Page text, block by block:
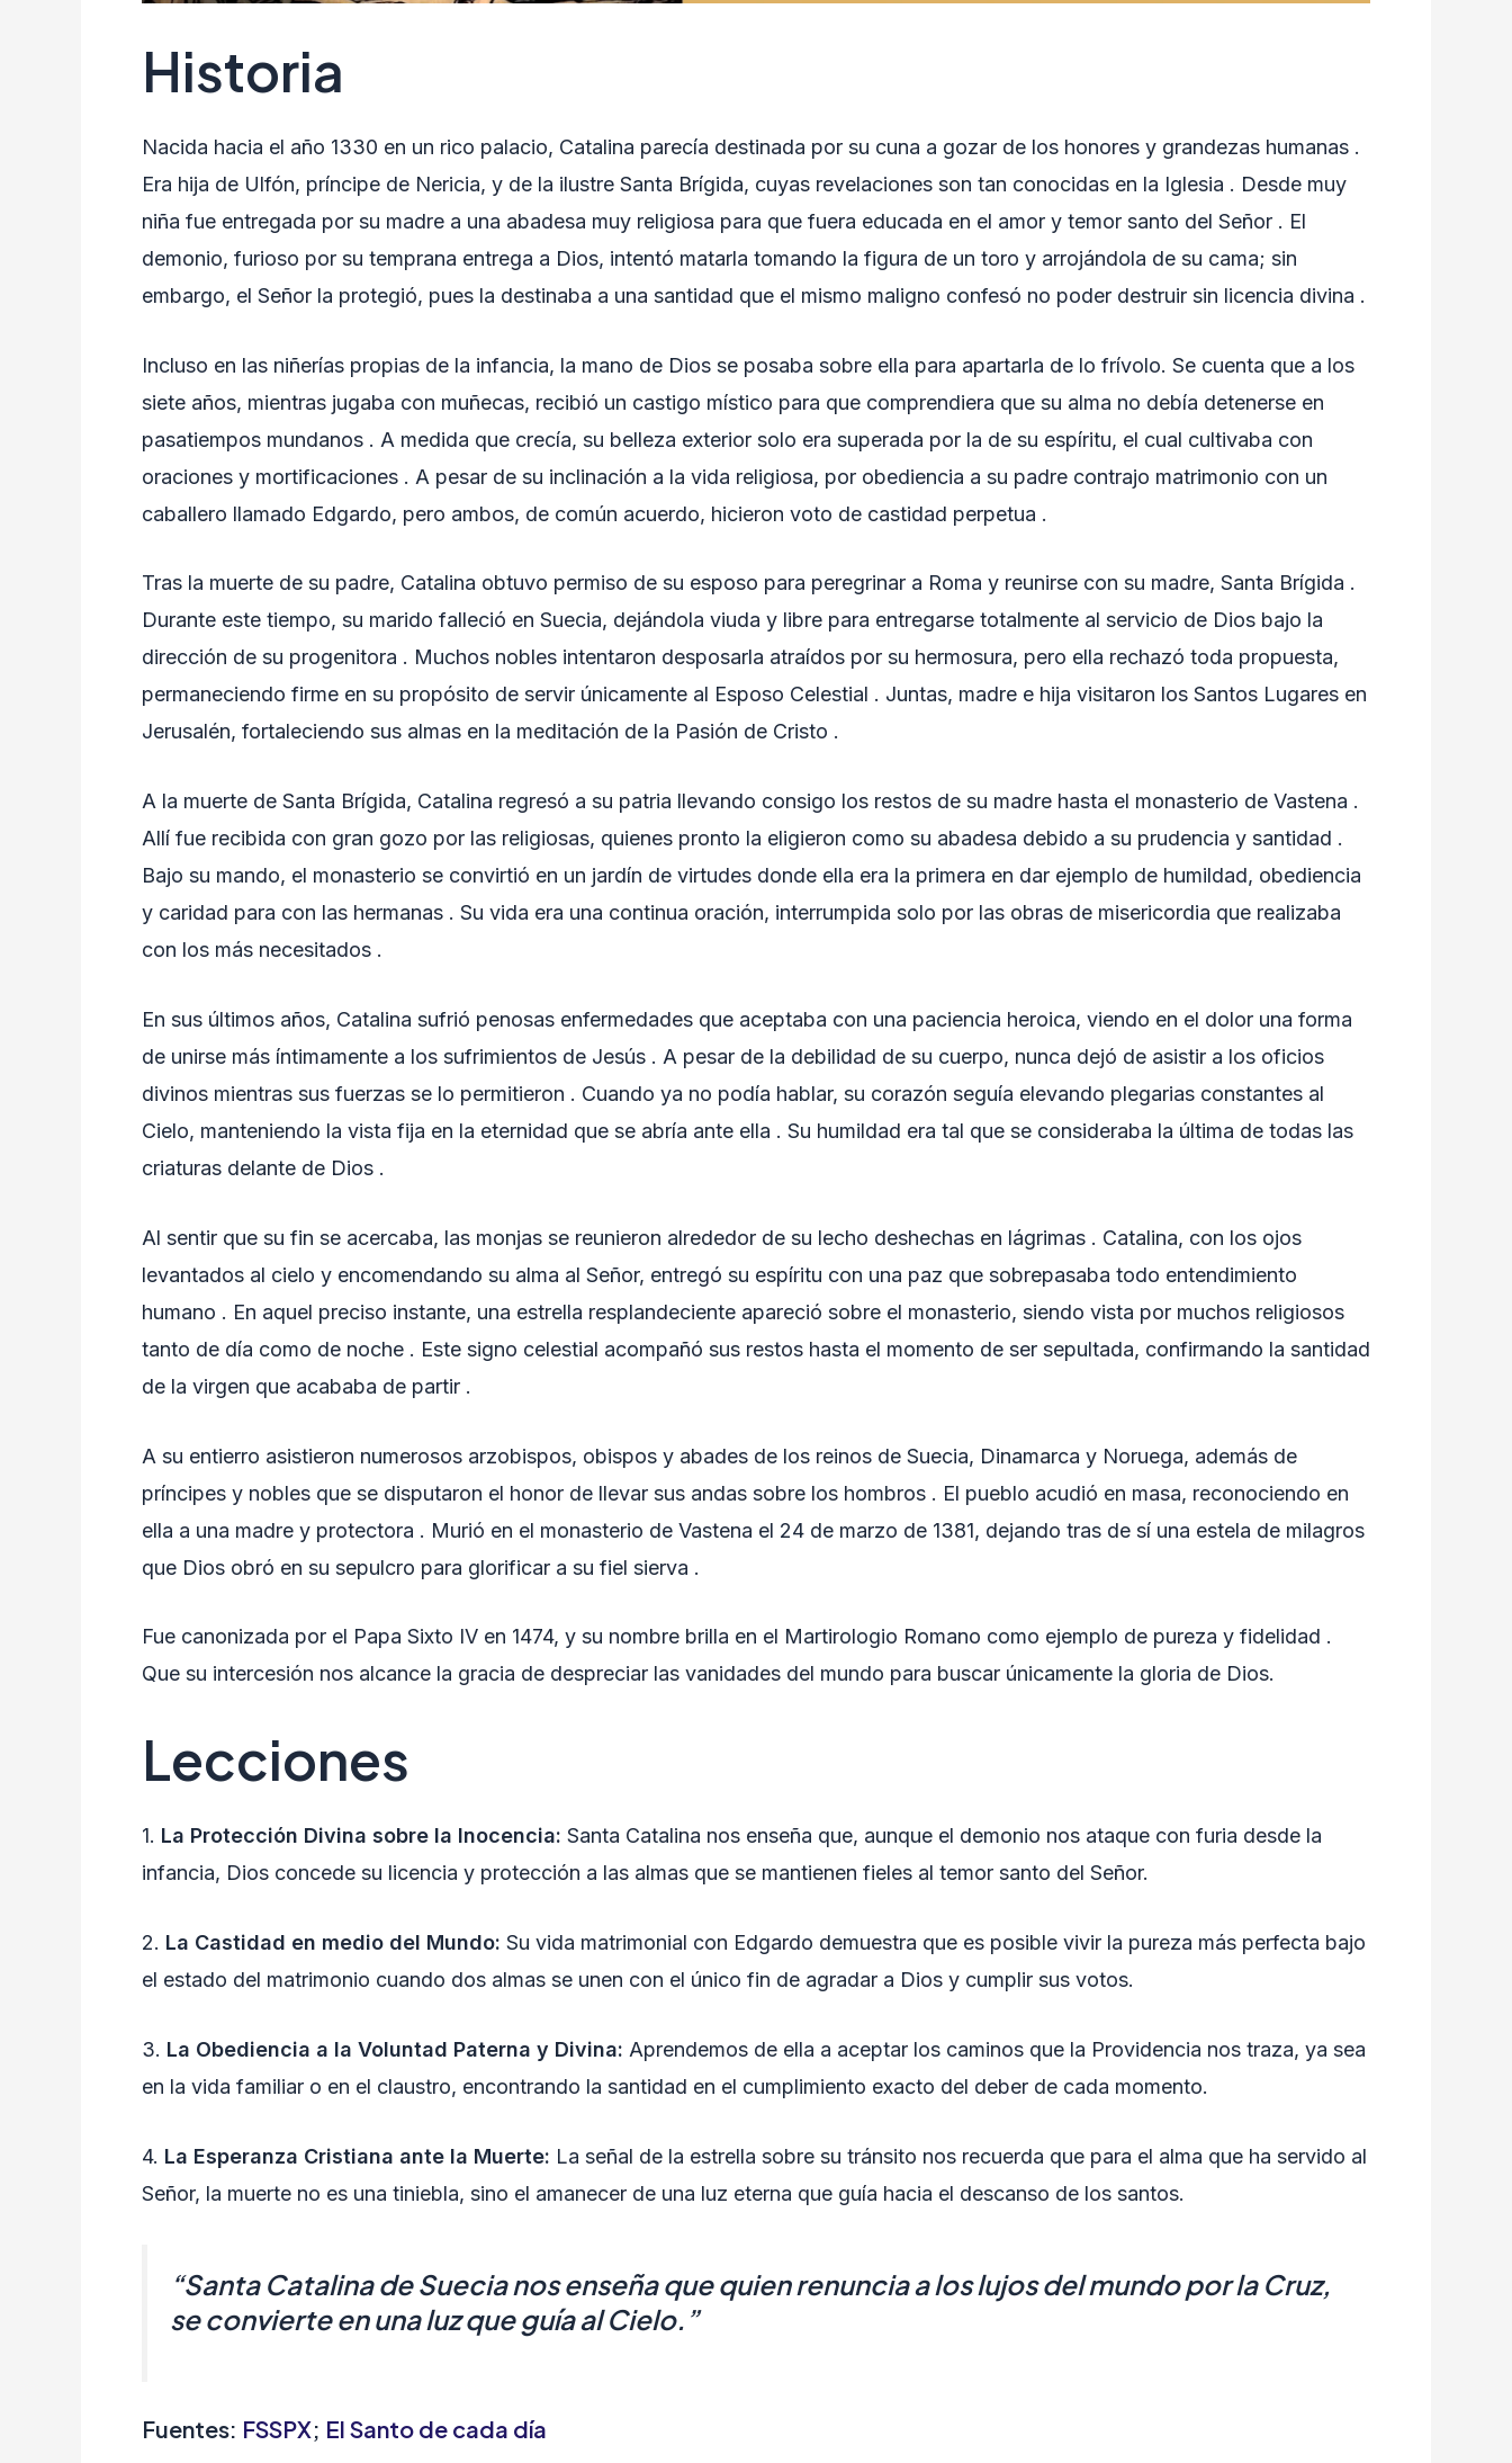
Historia
Nacida hacia el año 1330 en un rico palacio, Catalina parecía destinada por su cuna a gozar de los honores y grandezas humanas .
Era hija de Ulfón, príncipe de Nericia, y de la ilustre Santa Brígida, cuyas revelaciones son tan conocidas en la Iglesia . Desde muy
niña fue entregada por su madre a una abadesa muy religiosa para que fuera educada en el amor y temor santo del Señor . El
demonio, furioso por su temprana entrega a Dios, intentó matarla tomando la figura de un toro y arrojándola de su cama; sin
embargo, el Señor la protegió, pues la destinaba a una santidad que el mismo maligno confesó no poder destruir sin licencia divina .
Incluso en las niñerías propias de la infancia, la mano de Dios se posaba sobre ella para apartarla de lo frívolo. Se cuenta que a los
siete años, mientras jugaba con muñecas, recibió un castigo místico para que comprendiera que su alma no debía detenerse en
pasatiempos mundanos . A medida que crecía, su belleza exterior solo era superada por la de su espíritu, el cual cultivaba con
oraciones y mortificaciones . A pesar de su inclinación a la vida religiosa, por obediencia a su padre contrajo matrimonio con un
caballero llamado Edgardo, pero ambos, de común acuerdo, hicieron voto de castidad perpetua .
Tras la muerte de su padre, Catalina obtuvo permiso de su esposo para peregrinar a Roma y reunirse con su madre, Santa Brígida .
Durante este tiempo, su marido falleció en Suecia, dejándola viuda y libre para entregarse totalmente al servicio de Dios bajo la
dirección de su progenitora . Muchos nobles intentaron desposarla atraídos por su hermosura, pero ella rechazó toda propuesta,
permaneciendo firme en su propósito de servir únicamente al Esposo Celestial . Juntas, madre e hija visitaron los Santos Lugares en
Jerusalén, fortaleciendo sus almas en la meditación de la Pasión de Cristo .
A la muerte de Santa Brígida, Catalina regresó a su patria llevando consigo los restos de su madre hasta el monasterio de Vastena .
Allí fue recibida con gran gozo por las religiosas, quienes pronto la eligieron como su abadesa debido a su prudencia y santidad .
Bajo su mando, el monasterio se convirtió en un jardín de virtudes donde ella era la primera en dar ejemplo de humildad, obediencia
y caridad para con las hermanas . Su vida era una continua oración, interrumpida solo por las obras de misericordia que realizaba
con los más necesitados .
En sus últimos años, Catalina sufrió penosas enfermedades que aceptaba con una paciencia heroica, viendo en el dolor una forma
de unirse más íntimamente a los sufrimientos de Jesús . A pesar de la debilidad de su cuerpo, nunca dejó de asistir a los oficios
divinos mientras sus fuerzas se lo permitieron . Cuando ya no podía hablar, su corazón seguía elevando plegarias constantes al
Cielo, manteniendo la vista fija en la eternidad que se abría ante ella . Su humildad era tal que se consideraba la última de todas las
criaturas delante de Dios .
Al sentir que su fin se acercaba, las monjas se reunieron alrededor de su lecho deshechas en lágrimas . Catalina, con los ojos
levantados al cielo y encomendando su alma al Señor, entregó su espíritu con una paz que sobrepasaba todo entendimiento
humano . En aquel preciso instante, una estrella resplandeciente apareció sobre el monasterio, siendo vista por muchos religiosos
tanto de día como de noche . Este signo celestial acompañó sus restos hasta el momento de ser sepultada, confirmando la santidad
de la virgen que acababa de partir .
A su entierro asistieron numerosos arzobispos, obispos y abades de los reinos de Suecia, Dinamarca y Noruega, además de
príncipes y nobles que se disputaron el honor de llevar sus andas sobre los hombros . El pueblo acudió en masa, reconociendo en
ella a una madre y protectora . Murió en el monasterio de Vastena el 24 de marzo de 1381, dejando tras de sí una estela de milagros
que Dios obró en su sepulcro para glorificar a su fiel sierva .
Fue canonizada por el Papa Sixto IV en 1474, y su nombre brilla en el Martirologio Romano como ejemplo de pureza y fidelidad .
Que su intercesión nos alcance la gracia de despreciar las vanidades del mundo para buscar únicamente la gloria de Dios.
Lecciones
1. La Protección Divina sobre la Inocencia: Santa Catalina nos enseña que, aunque el demonio nos ataque con furia desde la
infancia, Dios concede su licencia y protección a las almas que se mantienen fieles al temor santo del Señor.
2. La Castidad en medio del Mundo: Su vida matrimonial con Edgardo demuestra que es posible vivir la pureza más perfecta bajo
el estado del matrimonio cuando dos almas se unen con el único fin de agradar a Dios y cumplir sus votos.
3. La Obediencia a la Voluntad Paterna y Divina: Aprendemos de ella a aceptar los caminos que la Providencia nos traza, ya sea
en la vida familiar o en el claustro, encontrando la santidad en el cumplimiento exacto del deber de cada momento.
4. La Esperanza Cristiana ante la Muerte: La señal de la estrella sobre su tránsito nos recuerda que para el alma que ha servido al
Señor, la muerte no es una tiniebla, sino el amanecer de una luz eterna que guía hacia el descanso de los santos.
“Santa Catalina de Suecia nos enseña que quien renuncia a los lujos del mundo por la Cruz,
se convierte en una luz que guía al Cielo.”
Fuentes: FSSPX; El Santo de cada día